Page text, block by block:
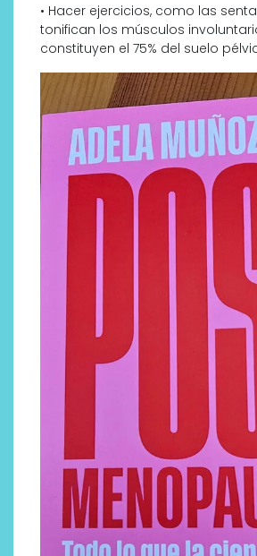
• Hacer ejercicios, como las
tonifican los músculos
constituyen el 75% del suelo